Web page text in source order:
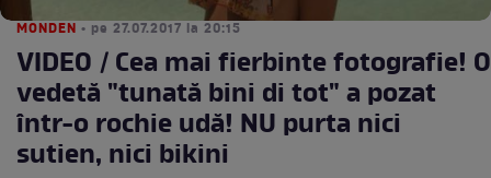
MONDEN • pe 27.07.2017 la 20:15
VIDEO / Cea mai fierbinte fotografie! O
vedetă "tunată bini di tot" a pozat
într-o rochie udă! NU purta nici
sutien, nici bikini